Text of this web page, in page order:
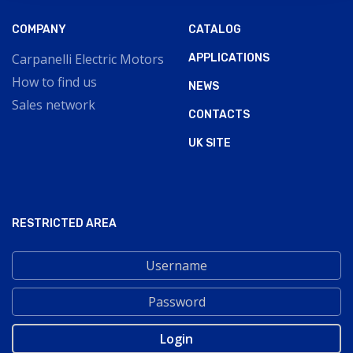
COMPANY
Carpanelli Electric Motors
How to find us
Sales network
CATALOG
APPLICATIONS
NEWS
CONTACTS
UK SITE
RESTRICTED AREA